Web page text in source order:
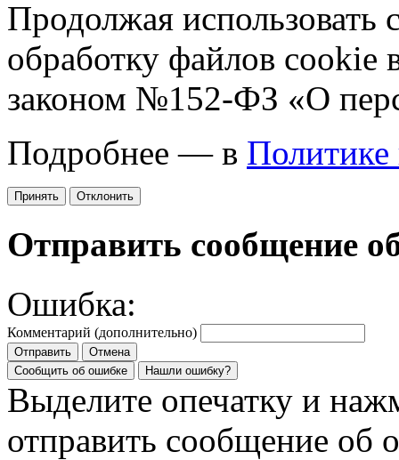
Продолжая использовать
обработку файлов cookie
законом №152-ФЗ «О
Подробнее — в Политике
Принять Отклонить
Отправить сообщение
Ошибка:
Комментарий (дополнительно)
Отправить
Отмена
Сообщить об ошибке
Нашли ошибку?
Выделите опечатку и
отправить сообщение об